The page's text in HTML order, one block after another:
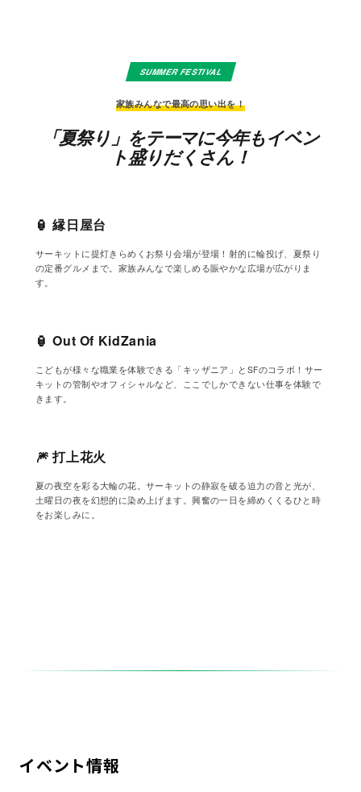
SUMMER FESTIVAL
家族みんなで最高の思い出を！
「夏祭り」をテーマに今年もイベン
ト盛りだくさん！
🏮 縁日屋台
サーキットに提灯きらめくお祭り会場が登場！射的に輪投げ、夏祭り
の定番グルメまで。家族みんなで楽しめる賑やかな広場が広がりま
す。
🏮 Out Of KidZania
こどもが様々な職業を体験できる「キッザニア」とSFのコラボ！サー
キットの管制やオフィシャルなど、ここでしかできない仕事を体験で
きます。
🎆 打上花火
夏の夜空を彩る大輪の花。サーキットの静寂を破る迫力の音と光が、
土曜日の夜を幻想的に染め上げます。興奮の一日を締めくくるひと時
をお楽しみに。
イベント情報